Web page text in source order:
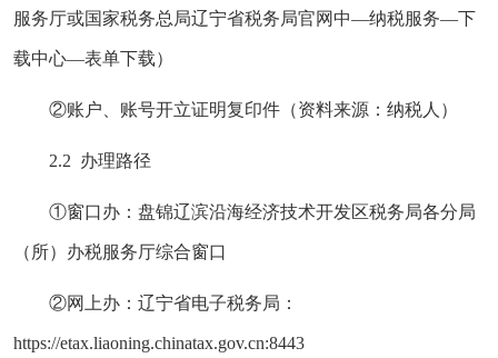
服务厅或国家税务总局辽宁省税务局官网 中—纳税服务—下
载中心—表单下载）
②账户、账号开立证明复印件（资料来源：纳税人）
2.2 办理路径
①窗口办：盘锦辽滨沿海经济技术开发区税务局各分局
（所）办税服务厅综合窗口
②网上办：辽宁省电子税务局：
https://etax.liaoning.chinatax.gov.cn:8443